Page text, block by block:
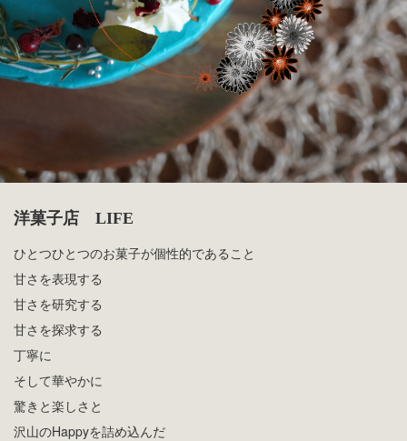
洋菓子店 LIFE
ひとつひとつのお菓子が個性的であること
甘さを表現する
甘さを研究する
甘さを探求する
丁寧に
そして華やかに
驚きと楽しさと
沢山のHappyを詰め込んだ